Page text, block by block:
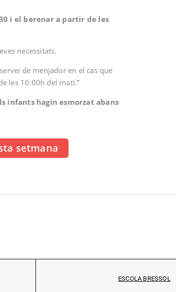
i el berenar a partir de les
necessitats.
de menjador en el cas que
les 10:00h del matí.”
infants hagin esmorzat abans
setmana
ESCOLA BRESSOL